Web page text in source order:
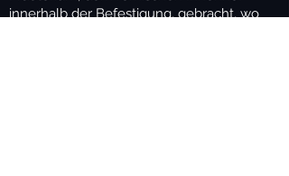
innerhalb der Befestigung, gebracht, wo